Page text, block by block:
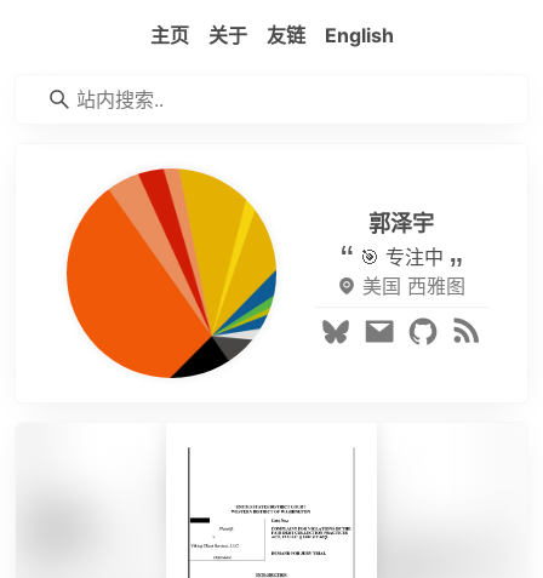
主页 关于 友链 English
郭泽宇
🎯 专注中
美国 西雅图